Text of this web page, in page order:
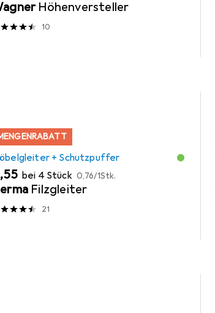
Höhenversteller
10
+ Schutzpuffer
bei 4 Stück EUR
0,76/1Stk.
Filzgleiter
21